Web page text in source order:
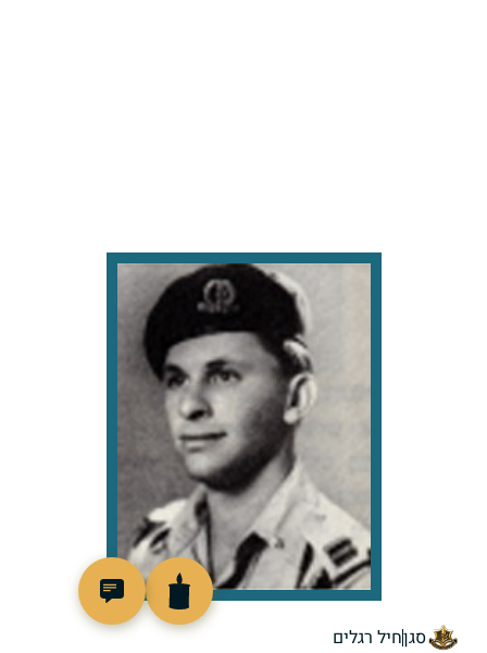
סגןחיל רגלים